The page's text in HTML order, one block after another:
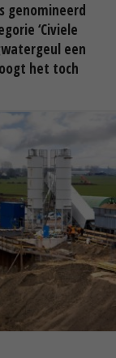
genomineerd
‘Civiele
een
het toch